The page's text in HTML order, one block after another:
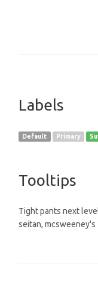
Labels
Default Primary
Tooltips
Tight pants next
seitan,